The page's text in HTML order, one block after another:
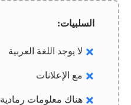
السلبيات:
لا يوجد اللغة العربية
مع الإعلانات
هناك معلومات رمادية